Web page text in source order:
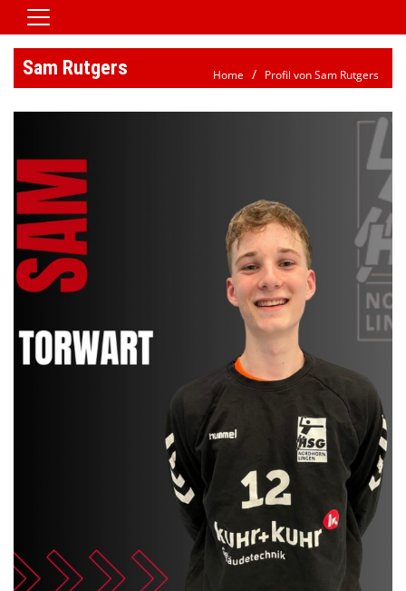
Home
Vereinsnews
Spielbetrieb
Verein/Satzung
Downloads
Kontaktformular
HSG Jobbörse
Sam Rutgers Home Profil von Sam Rutgers